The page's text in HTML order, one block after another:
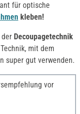
für optische
kleben!
Decoupagetechnik
Technik, mit dem
super gut verwenden.
vor